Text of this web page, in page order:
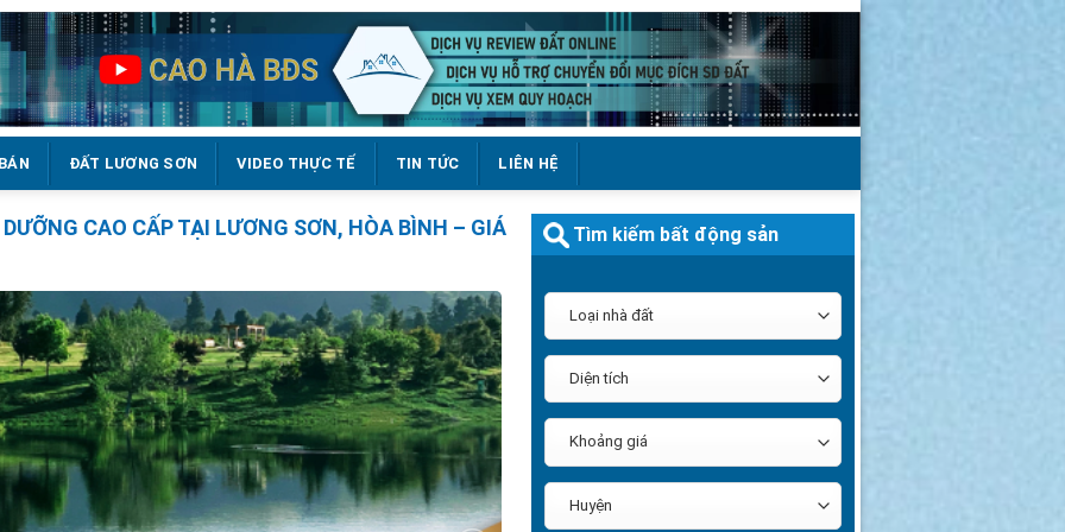
ĐẤT LƯƠNG SƠN VIDEO THỰC TẾ TIN TỨC LIÊN HỆ
CAO CẤP TẠI LƯƠNG SƠN, HÒA BÌNH – GIÁ
Tìm kiếm bất động sản